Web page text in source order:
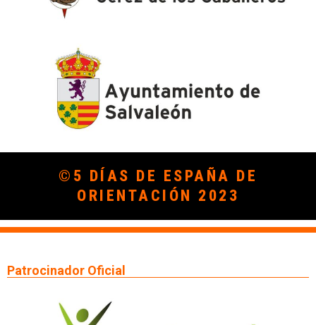
©5 DÍAS DE ESPAÑA DE
ORIENTACIÓN 2023
Patrocinador Oficial